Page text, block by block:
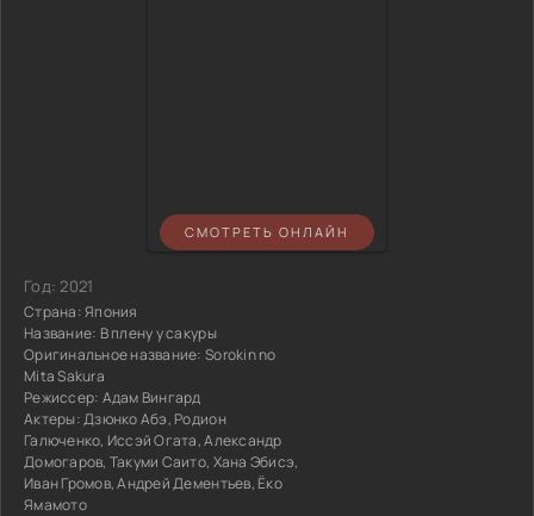
СМОТРЕТЬ ОНЛАЙН
Год:2021
Страна:Япония
Название: В плену у сакуры
Оригинальное название: Sorokin no
Mita Sakura
Режиссер: Адам Вингард
Актеры:Дзюнко Абэ, Родион
Галюченко, Иссэй Огата, Александр
Домогаров, Такуми Саито, Хана Эбисэ,
Иван Громов, Андрей Дементьев, Ёко
Ямамото